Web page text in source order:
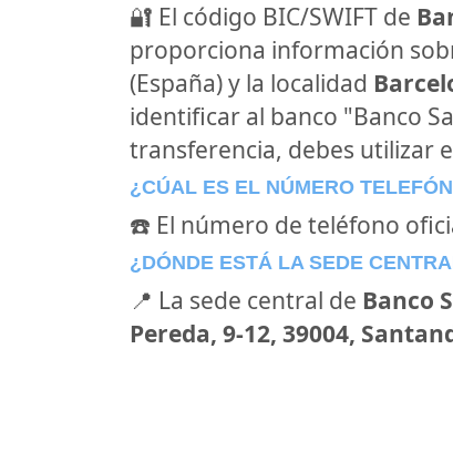
🔐 El código BIC/SWIFT de
proporciona información
(España) y la localidad
identificar al banco "Banco
transferencia, debes utilizar
¿CÚAL ES EL NÚMERO
☎️ El número de teléfono
¿DÓNDE ESTÁ LA SEDE
📍 La sede central de Banco
Pereda, 9-12, 39004,